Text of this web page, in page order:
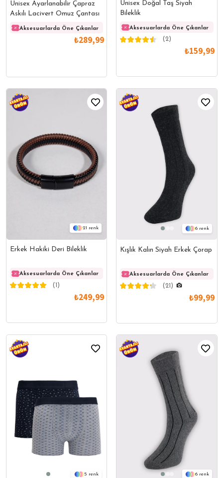
Unisex Ayarlanabilir Çapraz
Askılı Lacivert Omuz Çantası
Aksesuarlarda Öne Çıkanlar Aksesuarlarda Öne Çıkanlar
₺289,99
Unisex Doğal Taş Siyah
Bileklik
Aksesuarlarda Öne Çıkanlar
(2)
₺159,99
21
Erkek Hakiki Deri Bileklik
Aksesuarlarda Öne Çıkanlar Aksesuarlarda Öne Çıkanlar
(1)
₺249,99
6
Kışlık Kalın Siyah Erkek Çorap
Aksesuarlarda Öne Çıkanlar
(21)
₺99,99
5 6